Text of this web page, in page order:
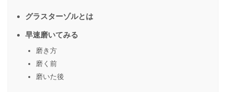
グラスターゾルとは
早速磨いてみる
磨き方
磨く前
磨いた後